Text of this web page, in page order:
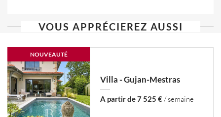
VOUS APPRÉCIEREZ AUSSI
NOUVEAUTÉ
Villa - Gujan-Mestras
A partir de 7 525 €/ semaine